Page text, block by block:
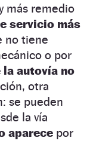
más remedio
servicio más
no tiene
o por
autovía no
otra
se pueden
la vía
aparece por